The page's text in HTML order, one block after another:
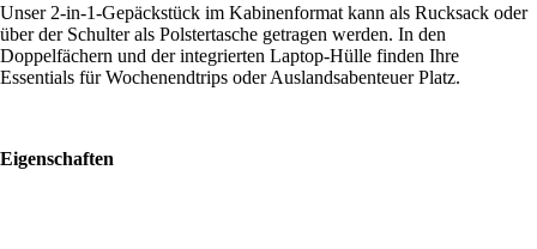
Unser 2-in-1-Gepäckstück im Kabinenformat kann als Rucksack oder
über der Schulter als Polstertasche getragen werden. In den
Doppelfächern und der integrierten Laptop-Hülle finden Ihre
Essentials für Wochenendtrips oder Auslandsabenteuer Platz.
Eigenschaften